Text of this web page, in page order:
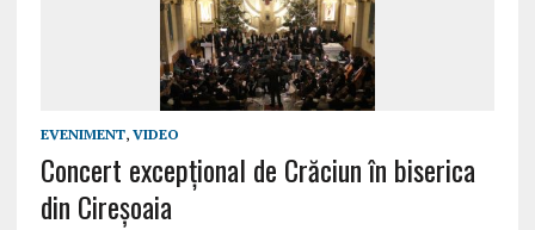
EVENIMENT, VIDEO
Concert excepțional de Crăciun în biserica
din Cireșoaia